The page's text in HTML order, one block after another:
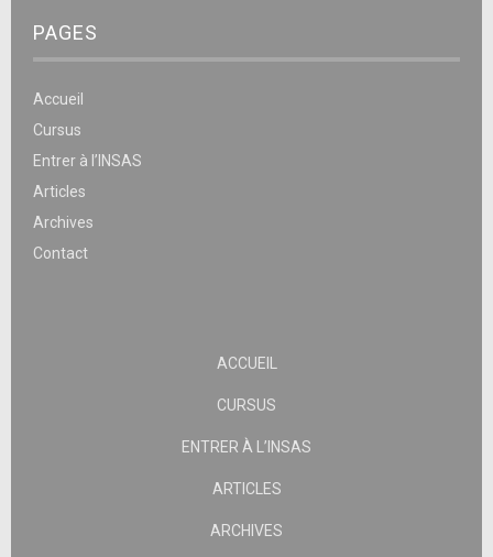
PAGES
Accueil
Cursus
Entrer à l’INSAS
Articles
Archives
Contact
ACCUEIL
CURSUS
ENTRER À L’INSAS
ARTICLES
ARCHIVES